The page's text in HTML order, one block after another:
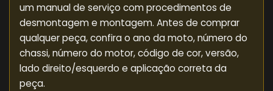
um manual de serviço com procedimentos de
desmontagem e montagem. Antes de comprar
qualquer peça, confira o ano da moto, número do
chassi, número do motor, código de cor, versão,
lado direito/esquerdo e aplicação correta da
peça.